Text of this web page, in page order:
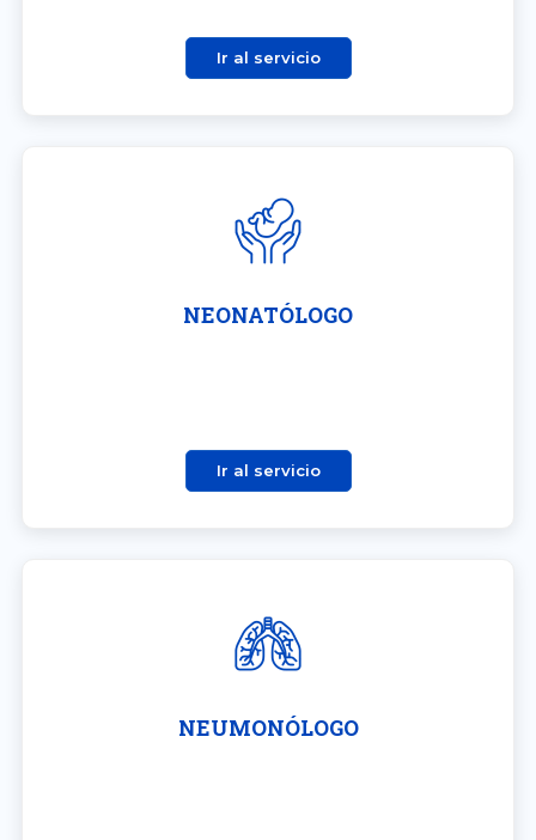
Ir al servicio
NEONATÓLOGO
Ir al servicio
NEUMONÓLOGO